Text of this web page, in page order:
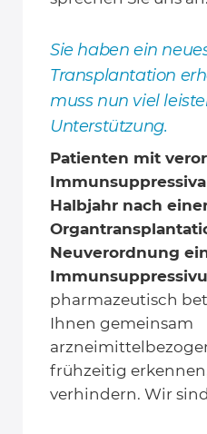
Sie haben ein
Transplantation
muss nun viel
Unterstützung.
Patienten mit
Halbjahr nach
Neuverordnung
pharmazeutisch
Ihnen gemeinsam
frühzeitig
verhindern. Wir